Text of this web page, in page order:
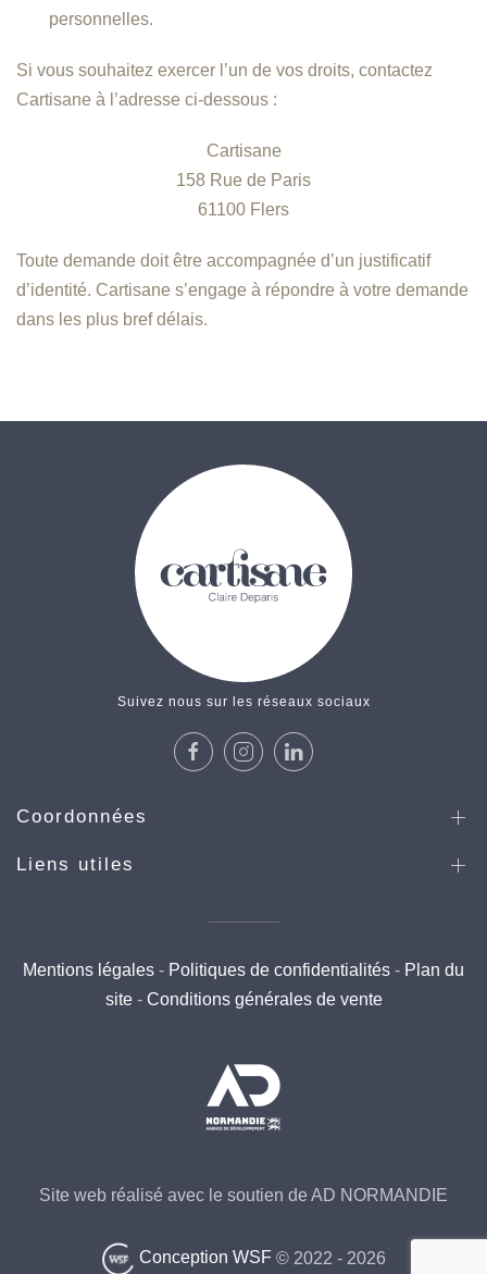
personnelles.
Si vous souhaitez exercer l’un de vos droits, contactez
Cartisane à l’adresse ci-dessous :
Cartisane
158 Rue de Paris
61100 Flers
Toute demande doit être accompagnée d’un justificatif
d’identité. Cartisane s’engage à répondre à votre demande
dans les plus bref délais.
Suivez nous sur les réseaux sociaux
Coordonnées
Liens utiles
Mentions légales - Politiques de confidentialités - Plan du
site-Conditions générales de vente
Site web réalisé avec le soutien de AD NORMANDIE
Conception WSF © 2022 - 2026